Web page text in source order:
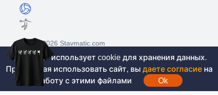
©2017-2026 Stavmatic.com
Для лиц старше 18 лет. На сайте не
проводятся игры на денежные средства, вся
Этот сайт использует cookie для хранения данных.
Продолжая использовать сайт, вы даете согласие на
работу с этими файлами
Ok